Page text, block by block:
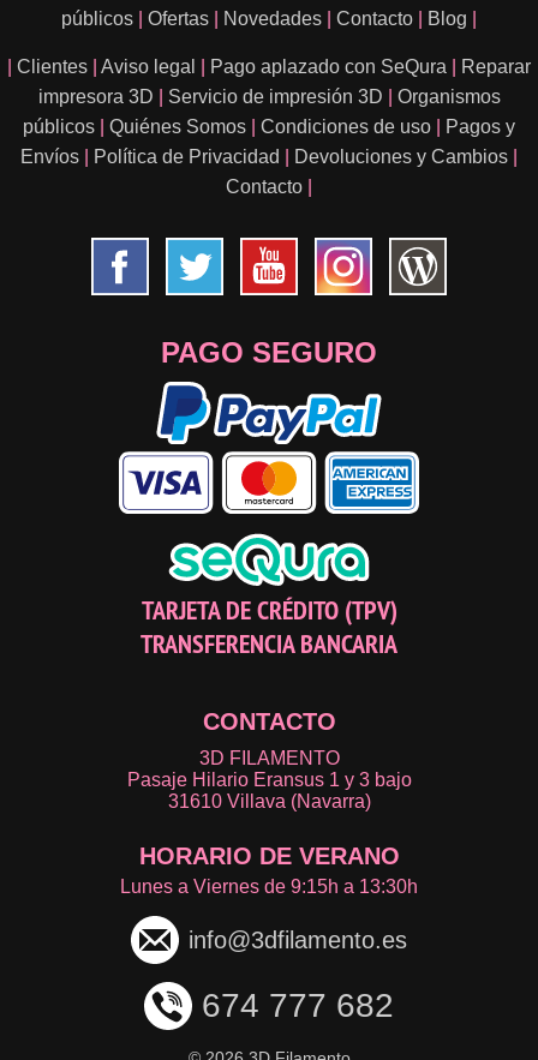
públicos
Ofertas Novedades Contacto Blog
Clientes Aviso legal Pago aplazado con SeQura
Reparar
impresora 3D
Servicio de impresión 3D
Organismos
públicos
Quiénes Somos Condiciones de uso
Pagos y
Envíos
Política de Privacidad Devoluciones y Cambios
Contacto
PAGO SEGURO
TARJETA DE CRÉDITO (TPV)
TRANSFERENCIA BANCARIA
CONTACTO
3D FILAMENTO
Pasaje Hilario Eransus 1 y 3 bajo
31610 Villava (Navarra)
HORARIO DE VERANO
Lunes a Viernes de 9:15h a 13:30h
info@3dfilamento.es
674 777 682